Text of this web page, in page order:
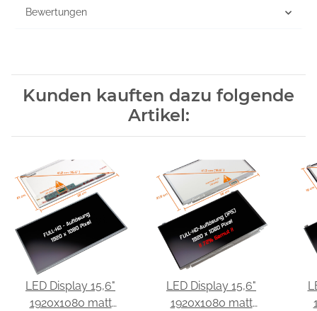
Bewertungen
Kunden kauften dazu folgende
Artikel:
LED Display 15,6"
1920x1080 matt
LED Display 15,6"
1920x1080 matt